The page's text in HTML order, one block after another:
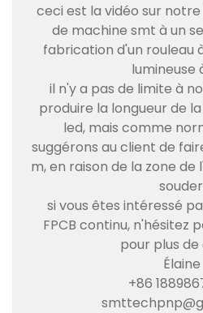
ceci est la vidéo sur
de machine smt à un
fabrication d'un rouleau
lumineuse
il n'y a pas de limite à
produire la longueur de
led, mais comme
suggérons au client de
m, en raison de la zone
si vous êtes intéressé
FPCB continu, n'hésitez
pour plus de
Élaine
+86